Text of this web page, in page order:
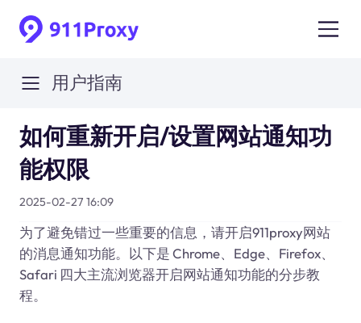
用户指南
如何重新开启/设置网站通知功
能权限
2025-02-27 16:09
为了避免错过一些重要的信息，请开启911proxy网站
的消息通知功能。以下是 Chrome、Edge、Firefox、
Safari 四大主流浏览器开启网站通知功能的分步教
程。